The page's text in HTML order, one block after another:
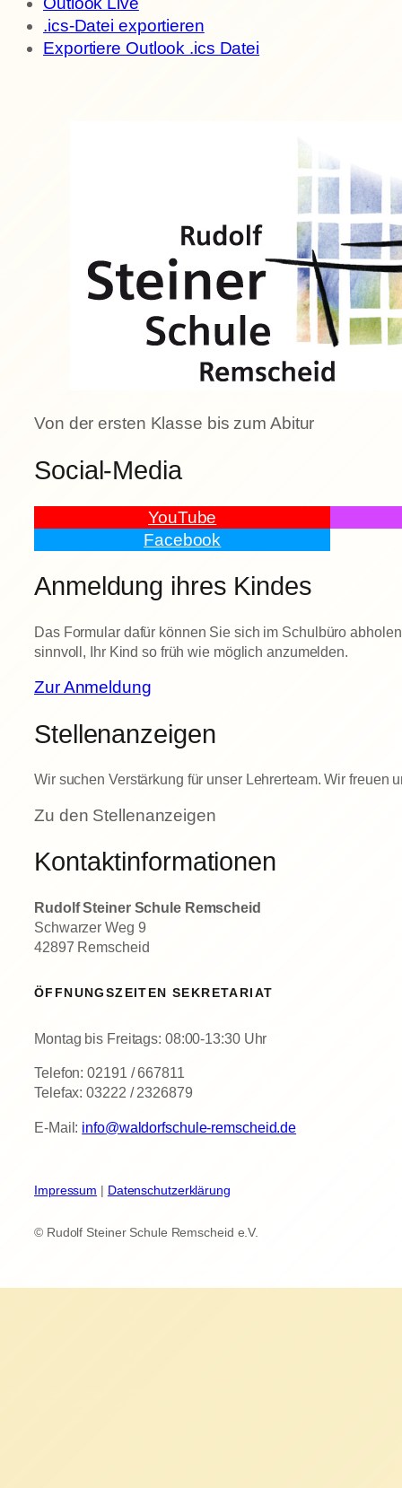
.ics-Datei exportieren
Exportiere Outlook .ics Datei
Von der ersten Klasse bis zum Abitur
Social-Media
YouTube
Facebook
Anmeldung ihres Kindes
Das Formular dafür können Sie sich im Schulbüro
sinnvoll, Ihr Kind so früh wie möglich anzumelden.
Zur Anmeldung
Stellenanzeigen
Wir suchen Verstärkung für unser Lehrerteam. Wir freuen
Zu den Stellenanzeigen
Kontaktinformationen
Rudolf Steiner Schule Remscheid
Schwarzer Weg 9
42897 Remscheid
ÖFFNUNGSZEITEN SEKRETARIAT
Montag bis Freitags: 08:00-13:30 Uhr
Telefon: 02191 / 667811
Telefax: 03222 / 2326879
E-Mail: info@waldorfschule-remscheid.de
Impressum | Datenschutzerklärung
© Rudolf Steiner Schule Remscheid e.V.